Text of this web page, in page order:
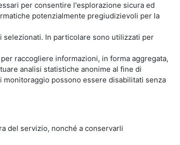
per consentire l'esplorazione sicura ed
potenzialmente pregiudizievoli per la
In particolare sono utilizzati per
raccogliere informazioni, in forma aggregata,
analisi statistiche anonime al fine di
possono essere disabilitati senza
del servizio, nonché a conservarli